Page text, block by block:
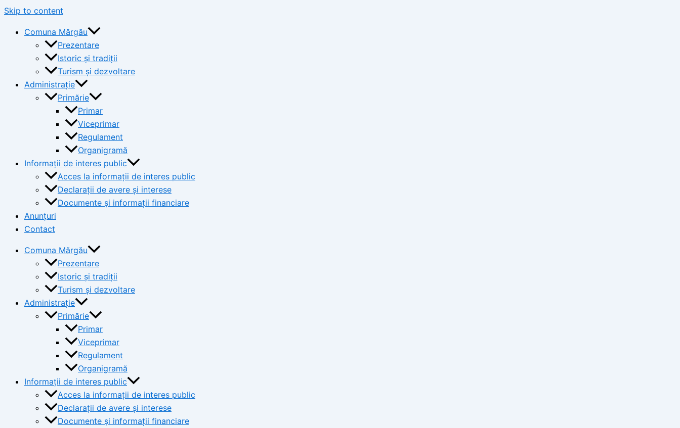
Skip to content
Comuna Mărgău
Prezentare
Istoric și tradiții
Turism și dezvoltare
Administrație
Primărie
Primar
Viceprimar
Regulament
Organigramă
Informații de interes public
Acces la informații de interes public
Declarații de avere și interese
Documente și informații financiare
Anunțuri
Contact
Comuna Mărgău
Prezentare
Istoric și tradiții
Turism și dezvoltare
Administrație
Primărie
Primar
Viceprimar
Regulament
Organigramă
Informații de interes public
Acces la informații de interes public
Declarații de avere și interese
Documente și informații financiare